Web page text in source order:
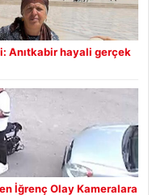
Anıtkabir hayali gerçek
İğrenç Olay Kameralara